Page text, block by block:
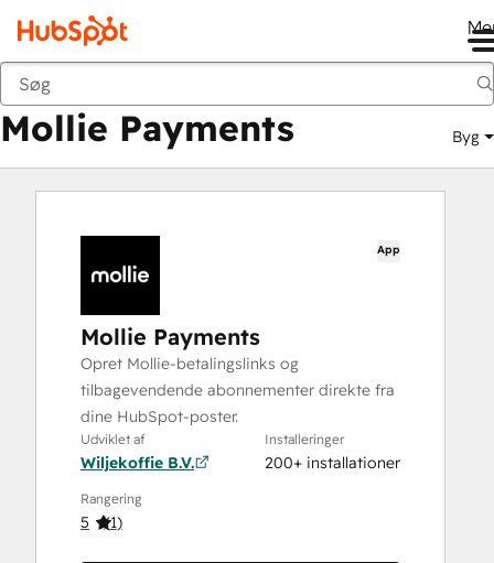
Marketplace
Mollie Payments Byg
App
Mollie Payments
Opret Mollie-betalingslinks og
tilbagevendende abonnementer direkte fra
dine HubSpot-poster.
Udviklet af
Wiljekoffie B.V.
Installeringer
200+ installationer
Rangering
5 (1)